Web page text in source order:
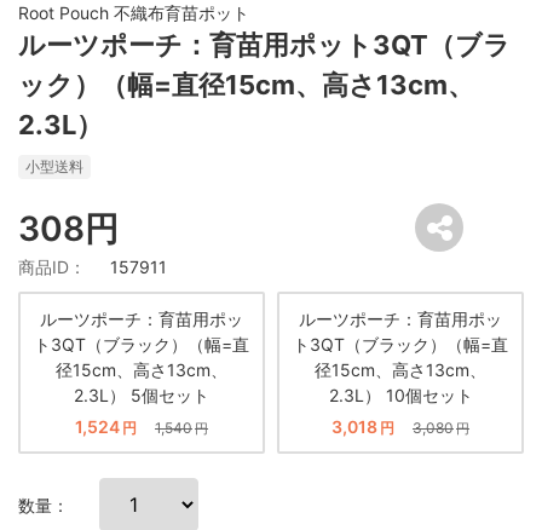
Root Pouch 不織布育苗ポット
ルーツポーチ：育苗用ポット3QT（ブラ
ック）（幅=直径15cm、高さ13cm、
2.3L）
小型送料
308円
商品ID： 157911
ルーツポーチ：育苗用ポッ
ト3QT（ブラック）（幅=直
径15cm、高さ13cm、
2.3L） 5個セット
1,524 円 1,540円
ルーツポーチ：育苗用ポッ
ト3QT（ブラック）（幅=直
径15cm、高さ13cm、
2.3L） 10個セット
3,018 円 3,080円
数量：